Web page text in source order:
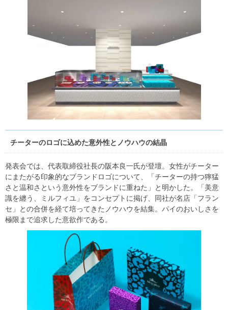
チーターのロゴに込めた意外性とノウハウの結晶
発表会では、代表取締役社長の阪本良一氏が登壇。女性がチーター
にまたがる印象的なブランドロゴについて、「チーターの持つ獰猛
さと温和さという意外性をブランドに重ねた」と明かした。「美意
識を纏う、ミルフィユ」をコンセプトに掲げ、同社が名店「フラン
セ」との合併を経て培ってきたノウハウを結集。パイのおいしさを
極限まで追求した意欲作である。